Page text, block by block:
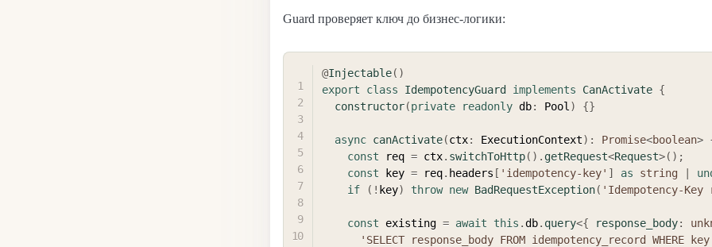
Guard проверяет ключ до бизнес-логики:
@Injectable( )
export
class IdempotencyGuard implements CanActivate {
constructor(private readonly db: Pool ) {}
async canActivate(ctx: ExecutionContext) : Promise<boolean>
const req = ctx. switchToHttp( ) . getRequest<Request>( ) ;
const key = req. headers [ 'idempotency-key' ] as string
if
( ! key) throw new BadRequestException( 'Idempotency-
const existing = await this .db. query<{ response_body:
'SELECT response_body FROM idempotency_record WHERE